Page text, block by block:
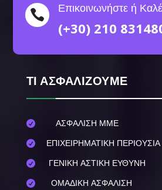
 Επικοινωνήστε ή
(+30) 210
ΤΙ ΑΣΦΑΛΙΖΟΥΜΕ
 ΑΣΦΑΛΙΣΗ ΜΜΕ
 ΕΠΙΧΕΙΡΗΜΑΤΙΚΗ ΠΕΡΙΟΥΣΙΑ
 ΓΕΝΙΚΗ ΑΣΤΙΚΗ ΕΥΘΥΝΗ
 ΟΜΑΔΙΚΗ ΑΣΦΑΛΙΣΗ